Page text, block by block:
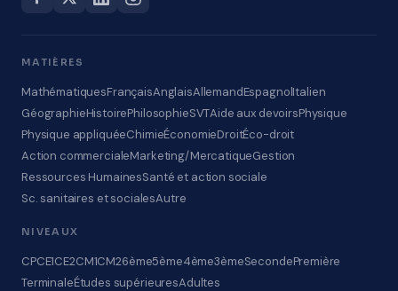
MATIÈRES
MathématiquesFrançaisAnglaisAllemandEspagnolItalien
GéographieHistoirePhilosophieSVTAide aux devoirsPhysique
Physique appliquéeChimieÉconomieDroitÉco-droit
Action commercialeMarketing/MercatiqueGestion
Ressources HumainesSanté et action sociale
Sc. sanitaires et socialesAutre
NIVEAUX
CPCE1CE2CM1CM26ème5ème4ème3èmeSecondePremière
TerminaleÉtudes supérieuresAdultes